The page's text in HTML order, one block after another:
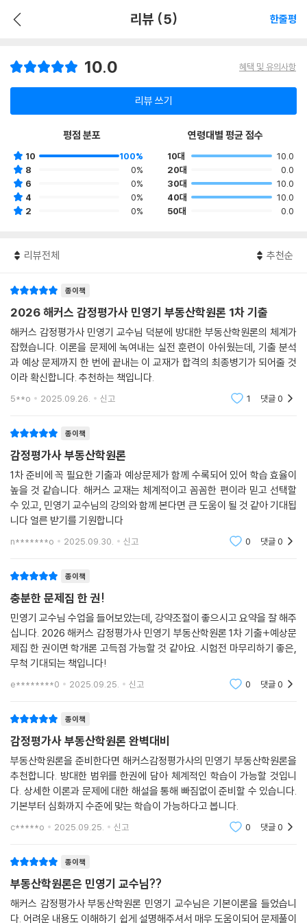
리뷰 (5) 한줄평
10.0 혜택 및 유의사항
리뷰 쓰기
평점 분포
10
100%
8
0%
6
0%
4
0%
2
0%
연령대별 평균 점수
10대
10.0
20대
0.0
30대
10.0
40대
10.0
50대
0.0
리뷰전체 추천순
종이책
2026 해커스 감정평가사 민영기 부동산학원론 1차 기출
해커스 감정평가사 민영기 교수님 덕분에 방대한 부동산학원론의 체계가
잡혔습니다. 이론을 문제에 녹여내는 실전 훈련이 아쉬웠는데, 기출 분석
과 예상 문제까지 한 번에 끝내는 이 교재가 합격의 최종병기가 되어줄 것
이라 확신합니다. 추천하는 책입니다.
5**o 2025.09.26. 신고 1 댓글0
종이책
감정평가사 부동산학원론
1차 준비에 꼭 필요한 기출과 예상문제가 함께 수록되어 있어 학습 효율이
높을 것 같습니다. 해커스 교재는 체계적이고 꼼꼼한 편이라 믿고 선택할
수 있고, 민영기 교수님의 강의와 함께 본다면 큰 도움이 될 것 같아 기대됩
니다 얼른 받기를 기원합니다
n*******o 2025.09.30. 신고 0 댓글0
종이책
충분한 문제집 한 권!
민영기 교수님 수업을 들어보았는데, 강약조절이 좋으시고 요약을 잘 해주
십니다. 2026 해커스 감정평가사 민영기 부동산학원론 1차 기출+예상문
제집 한 권이면 학개론 고득점 가능할 것 같아요. 시험전 마무리하기 좋은,
무척 기대되는 책입니다!
e********0 2025.09.25. 신고 0 댓글0
종이책
감정평가사 부동산학원론 완벽대비
부동산학원론을 준비한다면 해커스감정평가사의 민영기 부동산학원론을
추천합니다. 방대한 범위를 한권에 담아 체계적인 학습이 가능할 것입니
다. 상세한 이론과 문제에 대한 해설을 통해 빠짐없이 준비할 수 있습니다.
기본부터 심화까지 수준에 맞는 학습이 가능하다고 봅니다.
c*****o 2025.09.25. 신고 0 댓글0
종이책
부동산학원론은 민영기 교수님??
해커스 감정평가사 부동산학원론 민영기 교수님은 기본이론을 들었습니
다. 어려운 내용도 이해하기 쉽게 설명해주셔서 매우 도움이되어 문제풀이